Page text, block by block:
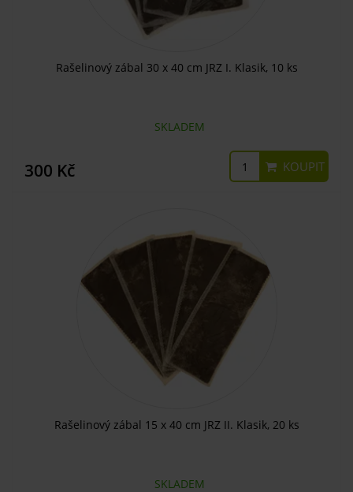
Rašelinový zábal 30 x 40 cm JRZ I. Klasik, 10 ks
SKLADEM
300 Kč KOUPIT
Rašelinový zábal 15 x 40 cm JRZ II. Klasik, 20 ks
SKLADEM